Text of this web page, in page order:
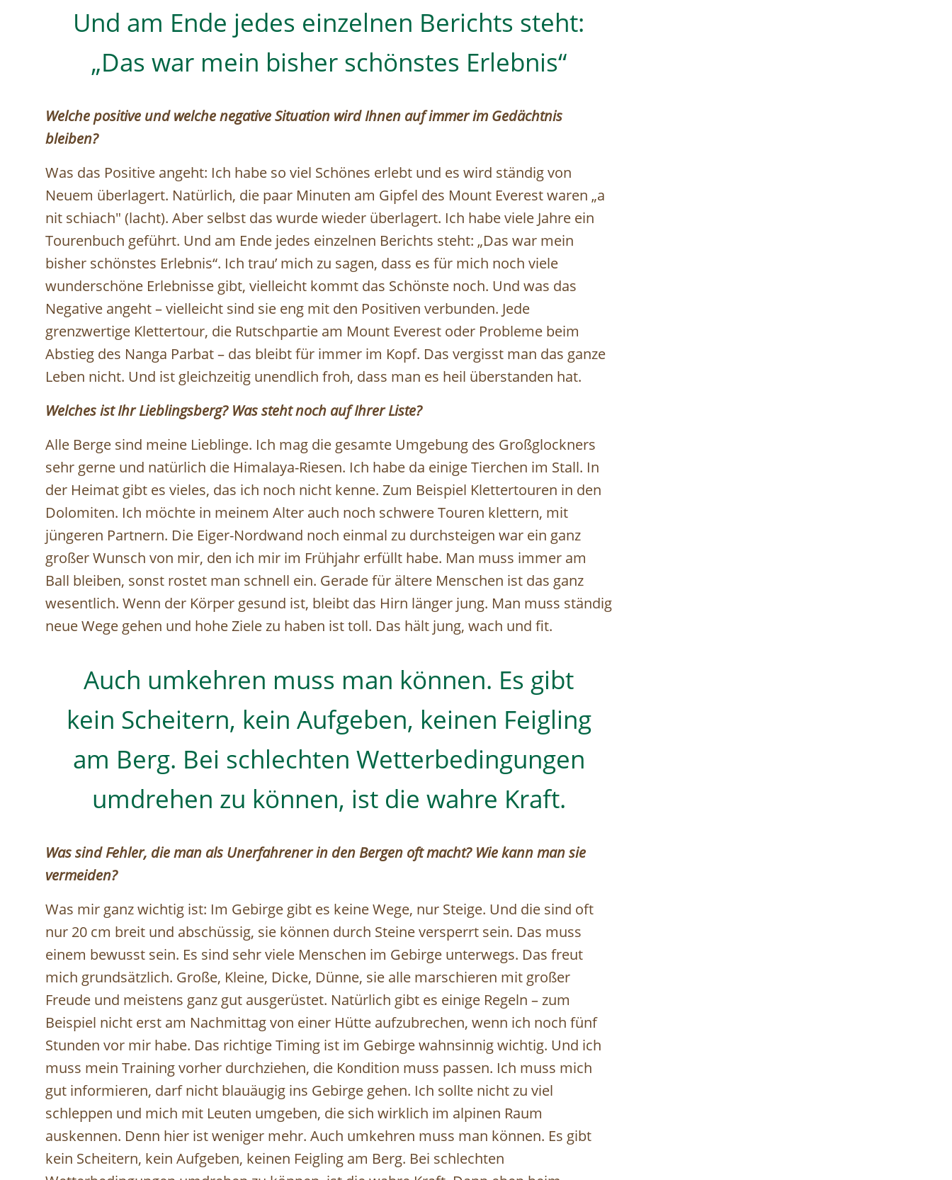
Und am Ende jedes einzelnen Berichts steht:
„Das war mein bisher schönstes Erlebnis“
Welche positive und welche negative Situation wird Ihnen auf immer im Gedächtnis
bleiben?
Was das Positive angeht: Ich habe so viel Schönes erlebt und es wird ständig von
Neuem überlagert. Natürlich, die paar Minuten am Gipfel des Mount Everest waren „a
nit schiach" (lacht). Aber selbst das wurde wieder überlagert. Ich habe viele Jahre ein
Tourenbuch geführt. Und am Ende jedes einzelnen Berichts steht: „Das war mein
bisher schönstes Erlebnis“. Ich trau’ mich zu sagen, dass es für mich noch viele
wunderschöne Erlebnisse gibt, vielleicht kommt das Schönste noch. Und was das
Negative angeht – vielleicht sind sie eng mit den Positiven verbunden. Jede
grenzwertige Klettertour, die Rutschpartie am Mount Everest oder Probleme beim
Abstieg des Nanga Parbat – das bleibt für immer im Kopf. Das vergisst man das ganze
Leben nicht. Und ist gleichzeitig unendlich froh, dass man es heil überstanden hat.
Welches ist Ihr Lieblingsberg? Was steht noch auf Ihrer Liste?
Alle Berge sind meine Lieblinge. Ich mag die gesamte Umgebung des Großglockners
sehr gerne und natürlich die Himalaya-Riesen. Ich habe da einige Tierchen im Stall. In
der Heimat gibt es vieles, das ich noch nicht kenne. Zum Beispiel Klettertouren in den
Dolomiten. Ich möchte in meinem Alter auch noch schwere Touren klettern, mit
jüngeren Partnern. Die Eiger-Nordwand noch einmal zu durchsteigen war ein ganz
großer Wunsch von mir, den ich mir im Frühjahr erfüllt habe. Man muss immer am
Ball bleiben, sonst rostet man schnell ein. Gerade für ältere Menschen ist das ganz
wesentlich. Wenn der Körper gesund ist, bleibt das Hirn länger jung. Man muss ständig
neue Wege gehen und hohe Ziele zu haben ist toll. Das hält jung, wach und fit.
Auch umkehren muss man können. Es gibt
kein Scheitern, kein Aufgeben, keinen Feigling
am Berg. Bei schlechten Wetterbedingungen
umdrehen zu können, ist die wahre Kraft.
Was sind Fehler, die man als Unerfahrener in den Bergen oft macht? Wie kann man sie
vermeiden?
Was mir ganz wichtig ist: Im Gebirge gibt es keine Wege, nur Steige. Und die sind oft
nur 20 cm breit und abschüssig, sie können durch Steine versperrt sein. Das muss
einem bewusst sein. Es sind sehr viele Menschen im Gebirge unterwegs. Das freut
mich grundsätzlich. Große, Kleine, Dicke, Dünne, sie alle marschieren mit großer
Freude und meistens ganz gut ausgerüstet. Natürlich gibt es einige Regeln – zum
Beispiel nicht erst am Nachmittag von einer Hütte aufzubrechen, wenn ich noch fünf
Stunden vor mir habe. Das richtige Timing ist im Gebirge wahnsinnig wichtig. Und ich
muss mein Training vorher durchziehen, die Kondition muss passen. Ich muss mich
gut informieren, darf nicht blauäugig ins Gebirge gehen. Ich sollte nicht zu viel
schleppen und mich mit Leuten umgeben, die sich wirklich im alpinen Raum
auskennen. Denn hier ist weniger mehr. Auch umkehren muss man können. Es gibt
kein Scheitern, kein Aufgeben, keinen Feigling am Berg. Bei schlechten